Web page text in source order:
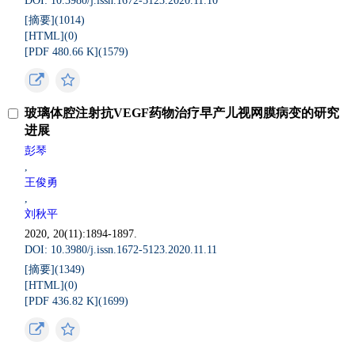
[摘要](1014)
[HTML](0)
[PDF 480.66 K](1579)
玻璃体腔注射抗VEGF药物治疗早产儿视网膜病变的研究
进展
彭琴
,
王俊勇
,
刘秋平
2020, 20(11):1894-1897.
DOI: 10.3980/j.issn.1672-5123.2020.11.11
[摘要](1349)
[HTML](0)
[PDF 436.82 K](1699)